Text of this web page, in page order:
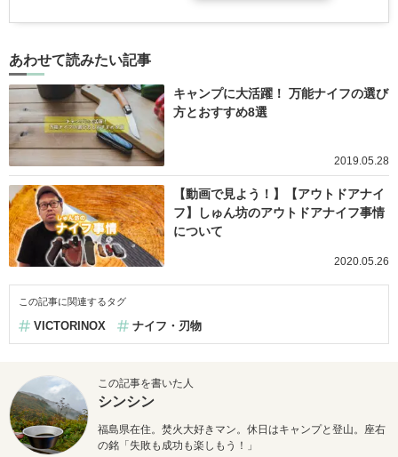
あわせて読みたい記事
キャンプに大活躍！ 万能ナイフの選び
方とおすすめ8選
2019.05.28
【動画で見よう！】【アウトドアナイ
フ】しゅん坊のアウトドアナイフ事情
について
2020.05.26
この記事に関連するタグ
VICTORINOX ナイフ・刃物
この記事を書いた人
シンシン
福島県在住。焚火大好きマン。休日はキャンプと登山。座右
の銘「失敗も成功も楽しもう！」